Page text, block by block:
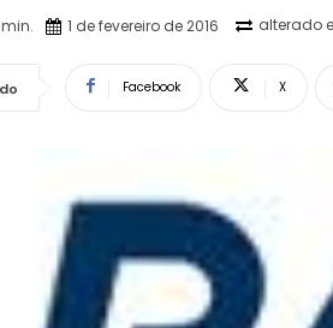
min. 1 de fevereiro de 2016 alterado
Facebook X